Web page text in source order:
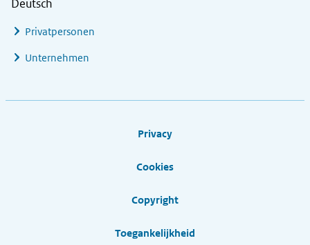
Deutsch
Privatpersonen
Unternehmen
Privacy
Cookies
Copyright
Toegankelijkheid